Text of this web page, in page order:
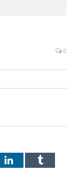
0
LinkedInTumblr